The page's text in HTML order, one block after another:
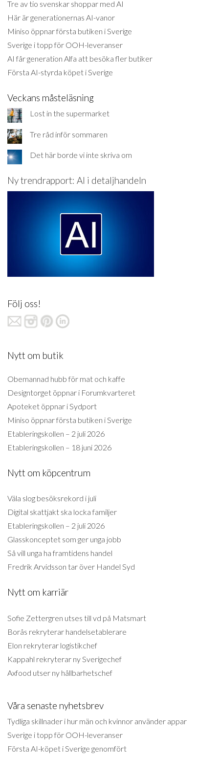
Tre av tio svenskar shoppar med AI
Här är generationernas AI-vanor
Miniso öppnar första butiken i Sverige
Sverige i topp för OOH-leveranser
AI får generation Alfa att besöka fler butiker
Första AI-styrda köpet i Sverige
Veckans måsteläsning
Lost in the supermarket
Tre råd inför sommaren
Det här borde vi inte skriva om
Ny trendrapport: AI i detaljhandeln
Följ oss!
Nytt om butik
Obemannad hubb för mat och kaffe
Designtorget öppnar i Forumkvarteret
Apoteket öppnar i Sydport
Miniso öppnar första butiken i Sverige
Etableringskollen – 2 juli 2026
Etableringskollen – 18 juni 2026
Nytt om köpcentrum
Väla slog besöksrekord i juli
Digital skattjakt ska locka familjer
Etableringskollen – 2 juli 2026
Glasskonceptet som ger unga jobb
Så vill unga ha framtidens handel
Fredrik Arvidsson tar över Handel Syd
Nytt om karriär
Sofie Zettergren utses till vd på Matsmart
Borås rekryterar handelsetablerare
Elon rekryterar logistikchef
Kappahl rekryterar ny Sverigechef
Axfood utser ny hållbarhetschef
Våra senaste nyhetsbrev
Tydliga skillnader i hur män och kvinnor använder appar
Sverige i topp för OOH-leveranser
Första AI-köpet i Sverige genomfört